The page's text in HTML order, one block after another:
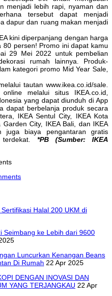
menjadi lebih rapi, nyaman dan
tersebut dapat menjadi
dapur dan ruang makan menjadi
kini diperpanjang dengan harga
persen! Promo ini dapat kamu
29 Mei 2022 untuk pembelian
rumah lainnya. Produk-
kategori promo Mid Year Sale,
tautan www.ikea.co.id/sale.
melalui situs IKEA.co.id,
yang dapat diunduh di App
dapat berbelanja produk secara
IKEA Sentul City, IKEA Kota
City, IKEA Bali, dan IKEA
juga biaya pengantaran gratis
*PB (Sumber: IKEA
Halal 200 UKM di
Seimbang ke Lebih dari 9600
Luncurkan Kenangan Beans
Di Rumah 22 Apr 2025
DENGAN INOVASI DAN
YANG TERJANGKAU 22 Apr